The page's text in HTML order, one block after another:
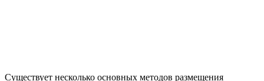
Существует несколько основных методов размещения